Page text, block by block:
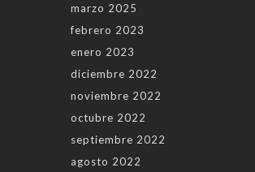
marzo 2025
febrero 2023
enero 2023
diciembre 2022
noviembre 2022
octubre 2022
septiembre 2022
agosto 2022